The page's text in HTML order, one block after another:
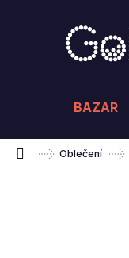
BAZAR
Domů Oblečení
Zpětdo
obchodu
Zpětdo
obchodu